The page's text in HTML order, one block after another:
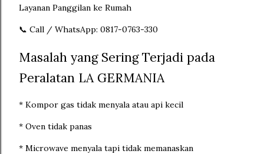
Layanan Panggilan ke Rumah
📞 Call / WhatsApp: 0817-0763-330
Masalah yang Sering Terjadi pada
Peralatan LA GERMANIA
* Kompor gas tidak menyala atau api kecil
* Oven tidak panas
* Microwave menyala tapi tidak memanaskan